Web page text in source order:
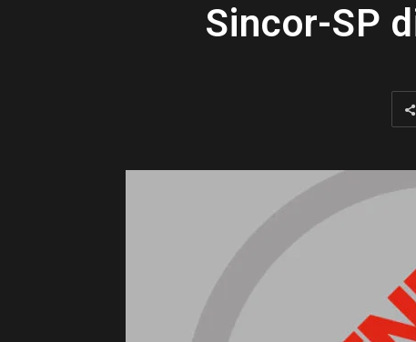
Sincor-SP